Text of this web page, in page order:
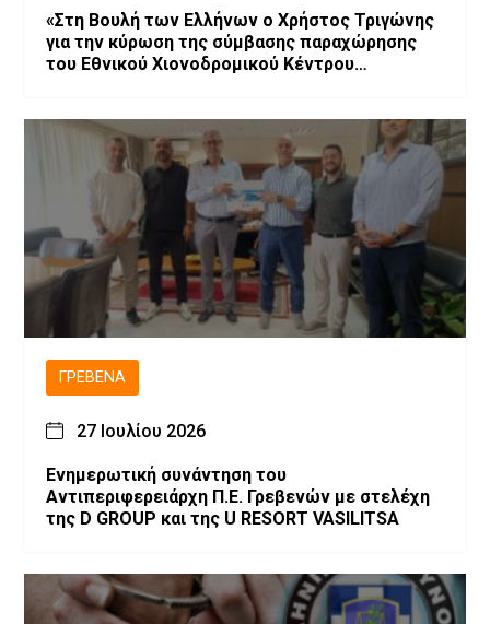
«Στη Βουλή των Ελλήνων ο Χρήστος Τριγώνης
για την κύρωση της σύμβασης παραχώρησης
του Εθνικού Χιονοδρομικού Κέντρου
ΓΡΕΒΕΝΆ
27 Ιουλίου 2026
Ενημερωτική συνάντηση του
Αντιπεριφερειάρχη Π.Ε. Γρεβενών με στελέχη
της D GROUP και της U RESORT VASILITSA